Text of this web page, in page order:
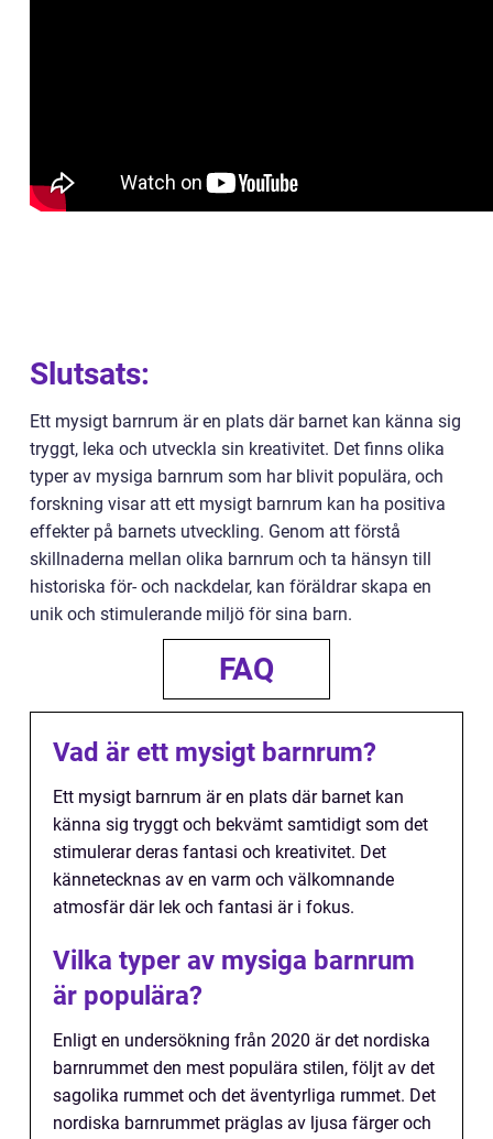
Slutsats:
Ett mysigt barnrum är en plats där barnet kan känna sig
tryggt, leka och utveckla sin kreativitet. Det finns olika
typer av mysiga barnrum som har blivit populära, och
forskning visar att ett mysigt barnrum kan ha positiva
effekter på barnets utveckling. Genom att förstå
skillnaderna mellan olika barnrum och ta hänsyn till
historiska för- och nackdelar, kan föräldrar skapa en
unik och stimulerande miljö för sina barn.
FAQ
Vad är ett mysigt barnrum?
Ett mysigt barnrum är en plats där barnet kan
känna sig tryggt och bekvämt samtidigt som det
stimulerar deras fantasi och kreativitet. Det
kännetecknas av en varm och välkomnande
atmosfär där lek och fantasi är i fokus.
Vilka typer av mysiga barnrum
är populära?
Enligt en undersökning från 2020 är det nordiska
barnrummet den mest populära stilen, följt av det
sagolika rummet och det äventyrliga rummet. Det
nordiska barnrummet präglas av ljusa färger och